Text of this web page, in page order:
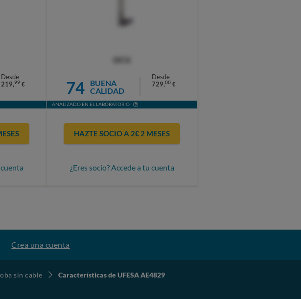
Desde
219,99 € 74
BUENA
CALIDAD
Desde
729,00 €
ANALIZADO EN EL LABORATORIO
HAZTE SOCIO A 2€ 2 MESES
¿Eres socio? Accede a tu cuenta
Crea una cuenta
sin cable Características de UFESA AE4829